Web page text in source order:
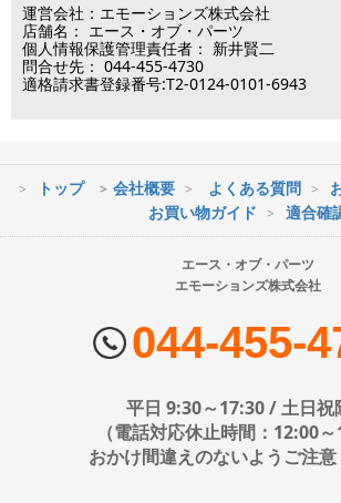
片面（通常） 大型(およそ37-65インチ)
片面（通常） 超大型(およそ55インチ以上)
両面(ダブル） 大型(およそ37-65インチ)
両面(ダブル） 超大型(およそ55インチ以上)
エアーポール 金具セット 中型(およそ26-
エアーポール 金具セット 大型(およそ50-65
エアーポール オプションパーツ
※最短到着をご希望の場合、時間指定不可の地
※配送業者の状況により荷物に遅延が生じる場
ヤマト運輸・佐川急便・日本郵便・西濃運輸を
配送会社はお選びいただけません。
時間指定は下記の通りです。
営業時間：09:30～17:30
（電話対応休止時間：12:00～13:00）
土日祝日は出荷業務のみ行います。
土日祝日は電話・メールのお問い合わせ返信は
運営会社：エモーションズ株式会社
店舗名： エース・オブ・パーツ
個人情報保護管理責任者： 新井賢二
問合せ先： 044-455-4730
適格請求書登録番号:T2-0124-0101-6943
トップ 会社概要 よくある質問
お買い物ガイド
適合確
エース・オブ・パーツ
エモーションズ株式会社
044-455-
平日 9:30～17:30 / 土日祝
（電話対応休止時間：12:00～
おかけ間違えのないようご注